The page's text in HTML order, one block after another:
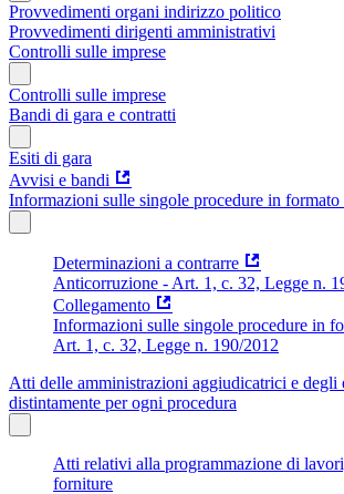
Provvedimenti organi indirizzo politico
Provvedimenti dirigenti amministrativi
Controlli sulle imprese
Controlli sulle imprese
Bandi di gara e contratti
Esiti di gara
Avvisi e bandi
Informazioni sulle singole procedure in formato
Determinazioni a contrarre
Anticorruzione - Art. 1, c. 32, Legge n.
Collegamento
Informazioni sulle singole procedure in
Art. 1, c. 32, Legge n. 190/2012
Atti delle amministrazioni aggiudicatrici e degli
distintamente per ogni procedura
Atti relativi alla programmazione di
forniture